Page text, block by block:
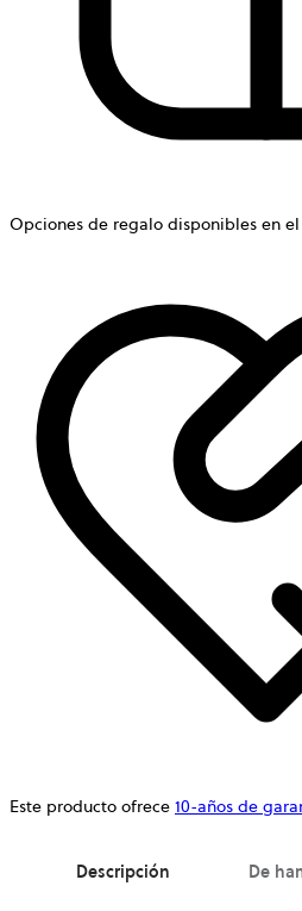
Opciones de regalo disponibles en
Este producto ofrece 10-años de
Descripción De